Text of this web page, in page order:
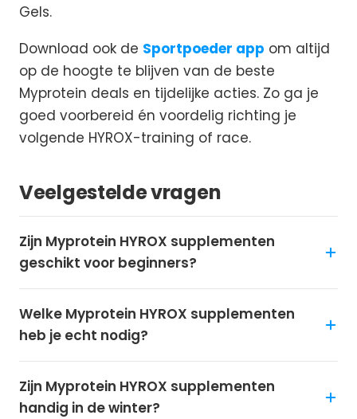
Gels.
Download ook de Sportpoeder app om altijd
op de hoogte te blijven van de beste
Myprotein deals en tijdelijke acties. Zo ga je
goed voorbereid én voordelig richting je
volgende HYROX-training of race.
Veelgestelde vragen
Zijn Myprotein HYROX supplementen
geschikt voor beginners?
Welke Myprotein HYROX supplementen
heb je echt nodig?
Zijn Myprotein HYROX supplementen
handig in de winter?